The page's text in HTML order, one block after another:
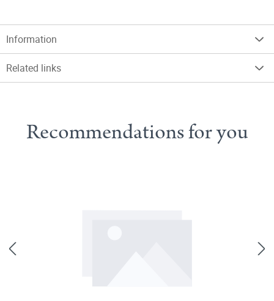
Information
Related links
Recommendations for you